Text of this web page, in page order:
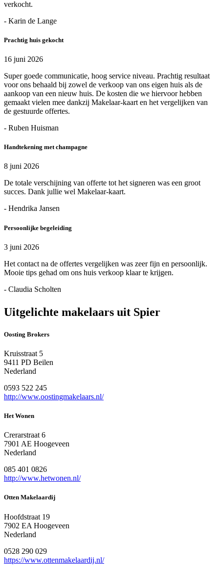
verkocht.
- Karin de Lange
Prachtig huis gekocht
16 juni 2026
Super goede communicatie, hoog service niveau. Prachtig resultaat
voor ons behaald bij zowel de verkoop van ons eigen huis als de
aankoop van een nieuw huis. De kosten die we hiervoor hebben
gemaakt vielen mee dankzij Makelaar-kaart en het vergelijken van
de gestuurde offertes.
- Ruben Huisman
Handtekening met champagne
8 juni 2026
De totale verschijning van offerte tot het signeren was een groot
succes. Dank jullie wel Makelaar-kaart.
- Hendrika Jansen
Persoonlijke begeleiding
3 juni 2026
Het contact na de offertes vergelijken was zeer fijn en persoonlijk.
Mooie tips gehad om ons huis verkoop klaar te krijgen.
- Claudia Scholten
Uitgelichte makelaars uit Spier
Oosting Brokers
Kruisstraat 5
9411 PD Beilen
Nederland
0593 522 245
http://www.oostingmakelaars.nl/
Het Wonen
Crerarstraat 6
7901 AE Hoogeveen
Nederland
085 401 0826
http://www.hetwonen.nl/
Otten Makelaardij
Hoofdstraat 19
7902 EA Hoogeveen
Nederland
0528 290 029
https://www.ottenmakelaardij.nl/